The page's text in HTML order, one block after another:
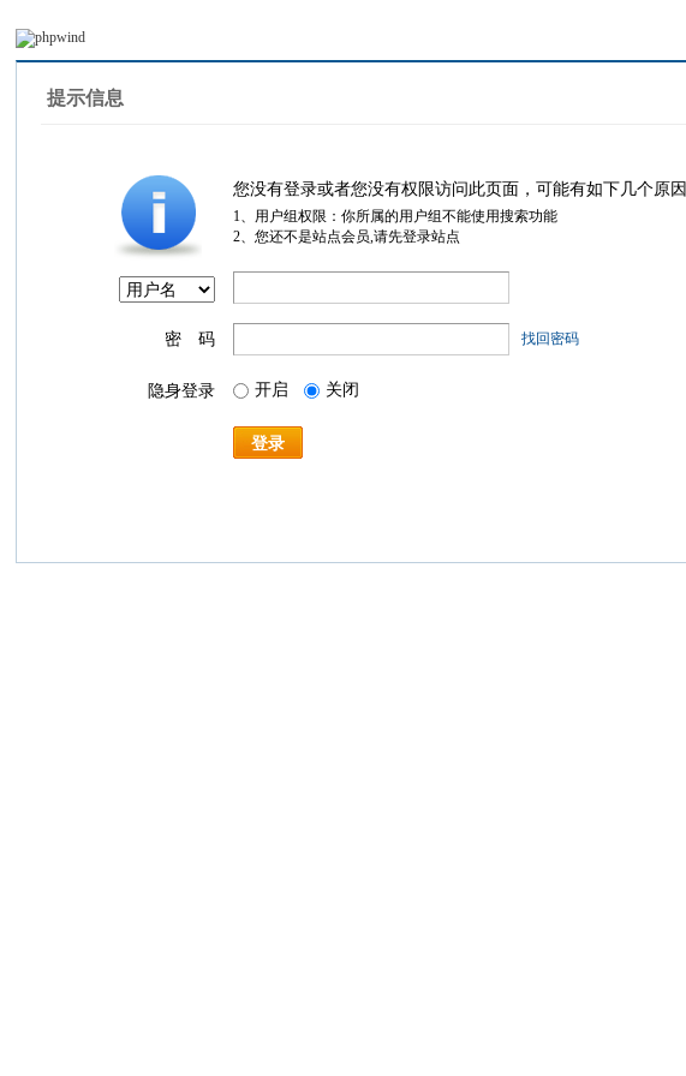
提示信息
您没有登录或者您没有权限访问此页面，可能有如下几个原因
1、用户组权限：你所属的用户组不能使用搜索功能
2、您还不是站点会员,请先登录站点
密 码 找回密码
隐身登录 开启 关闭
登录